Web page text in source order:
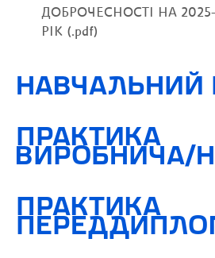
ДОБРОЧЕСНОСТІ НА
РІК (.pdf)
НАВЧАЛЬНИЙ
ПРАКТИКА
ВИРОБНИЧА/
ПРАКТИКА